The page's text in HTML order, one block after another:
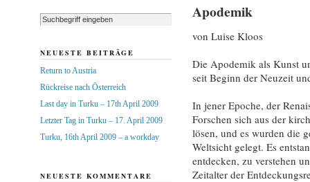
Apodemik
von Luise Kloos
Die Apodemik als Kunst
seit Beginn der Neuzeit
In jener Epoche, der
Forschen sich aus der
lösen, und es wurden die
Weltsicht gelegt. Es
entdecken, zu verstehen
Zeitalter der
NEUESTE BEITRÄGE
Return to Austria
Rückreise nach Österreich
Last day in Turku – 17th April 2009
Letzter Tag in Turku – 17. April 2009
Turku, 16th April 2009 – a workday
NEUESTE KOMMENTARE